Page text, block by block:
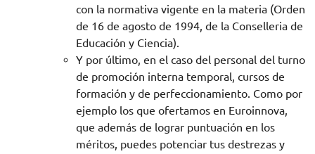
con la normativa vigente en la materia (Orden
de 16 de agosto de 1994, de la Conselleria de
Educación y Ciencia).
Y por último, en el caso del personal del turno
de promoción interna temporal, cursos de
formación y de perfeccionamiento. Como por
ejemplo los que ofertamos en Euroinnova,
que además de lograr puntuación en los
méritos, puedes potenciar tus destrezas y